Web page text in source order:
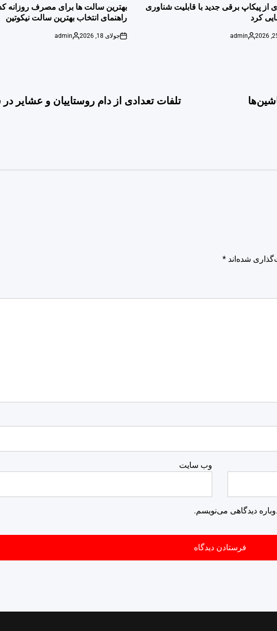
از پیکاپ برقی جدید با قابلیت شناوری
کرد
Posted
admin
بهترین سالت ها برای مصرف روزانه
راهنمای انتخاب بهترین سالت نیکوتین
on
جولای 18, 2026
Posted
admin
تلفات تعدادی از دام روستاییان و عشایر در
شده‌اند *
وب‌ سایت
دیدگاهی می‌نویسم.